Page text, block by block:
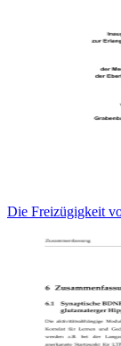
Die Freizügigkeit